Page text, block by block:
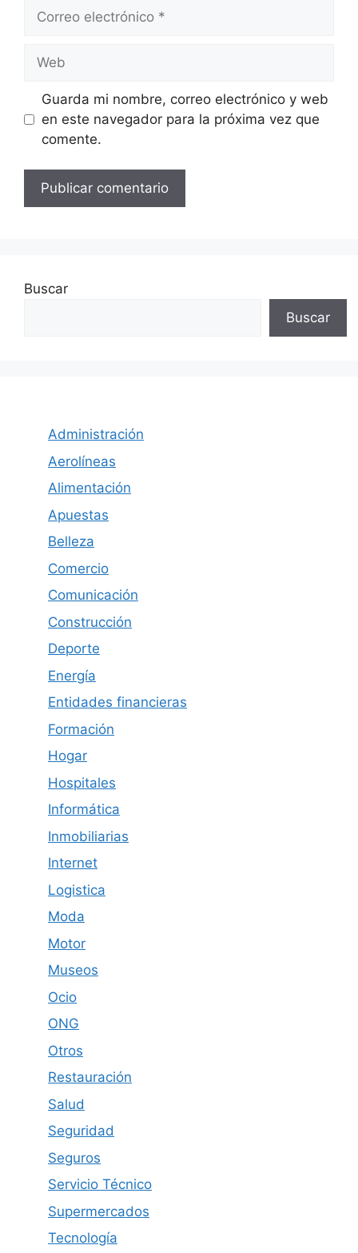
electrónico
Guarda mi nombre, correo electrónico y web
en este navegador para la próxima vez que
comente.
Buscar
Buscar
Administración
Aerolíneas
Alimentación
Apuestas
Belleza
Comercio
Comunicación
Construcción
Deporte
Energía
Entidades financieras
Formación
Hogar
Hospitales
Informática
Inmobiliarias
Internet
Logistica
Moda
Motor
Museos
Ocio
ONG
Otros
Restauración
Salud
Seguridad
Seguros
Servicio Técnico
Supermercados
Tecnología